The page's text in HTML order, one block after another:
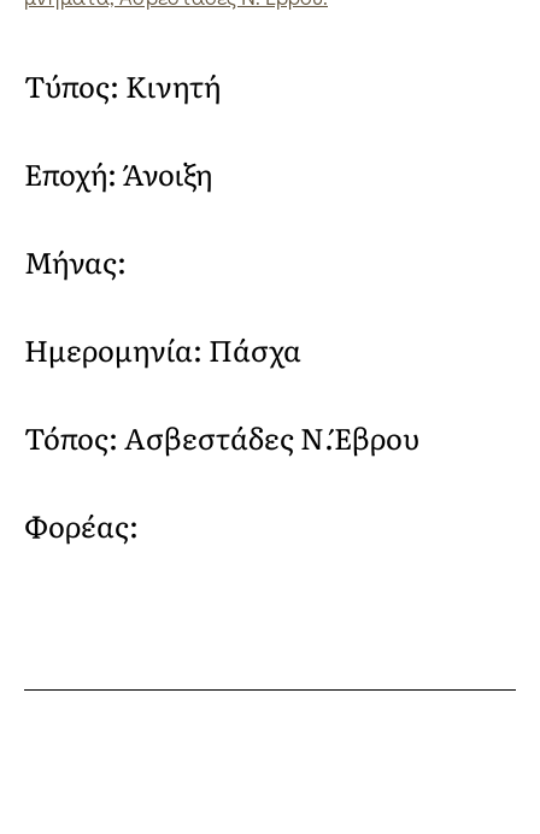
Τύπος: Κινητή
Εποχή: Άνοιξη
Μήνας:
Ημερομηνία: Πάσχα
Τόπος: Ασβεστάδες Ν.Έβρου
Φορέας: